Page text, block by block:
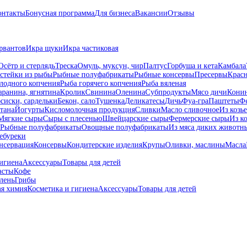
Бонусная программаДля бизнесаВакансииОтзывы
Икра щукиИкра частиковая
и стерлядьТрескаОмуль, муксун, чирПалтусГорбуша и кетаКамбала
из рыбыРыбные полуфабрикатыРыбные консервыПресервы
копченияРыба горячего копченияРыба вяленая
ягнятинаКроликСвининаОленинаСубпродуктыМясо дичи
сарделькиБекон, салоТушенкаДеликатесыДичьФуа-граПаштеты
ЙогуртыКисломолочная продукцияСливкиМасло сливочноеИз
сырыСыры c плесеньюШвейцарские сырыФермерские сырыИз
Рыбные полуфабрикатыОвощные полуфабрикатыИз мяса диких
КонсервыКондитерские изделияКрупыОливки, маслиныМасла
АксессуарыТовары для детей
Кофе
Грибы
химияКосметика и гигиенаАксессуарыТовары для детей